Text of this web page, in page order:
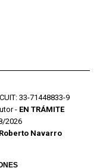
33-71448833-9
- EN TRÁMITE
2026
Roberto Navarro